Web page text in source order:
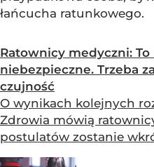
łańcucha ratunkowego.
Ratownicy medyczni:
niebezpieczne. Trzeba
czujność
O wynikach kolejnych
Zdrowia mówią
postulatów zostanie